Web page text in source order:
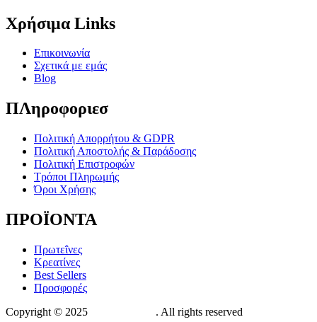
Χρήσιμα Links
Επικοινωνία
Σχετικά με εμάς
Blog
ΠΛηροφοριεσ
Πολιτική Απορρήτου & GDPR
Πολιτική Αποστολής & Παράδοσης
Πολιτική Επιστροφών
Τρόποι Πληρωμής
Όροι Χρήσης
ΠΡΟΪΟΝΤΑ
Πρωτεΐνες
Κρεατίνες
Best Sellers
Προσφορές
Copyright © 2025
. All rights reserved